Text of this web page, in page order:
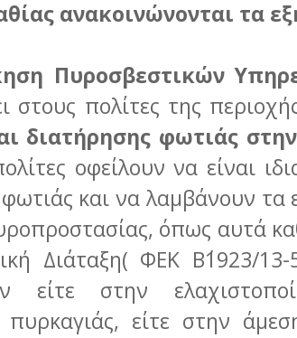
ανακοινώνονται τα
Πυροσβεστικών
στους πολίτες της
διατήρησης φωτιάς
οφείλουν να είναι
και να λαμβάνουν τα
όπως αυτά
Διάταξη( ΦΕΚ Β΄1923/
είτε στην
είτε στην